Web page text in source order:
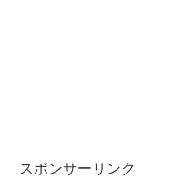
スポンサーリンク